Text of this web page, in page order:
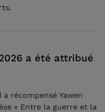
a été attribué
récompensé Yawen
« Entre la guerre et la